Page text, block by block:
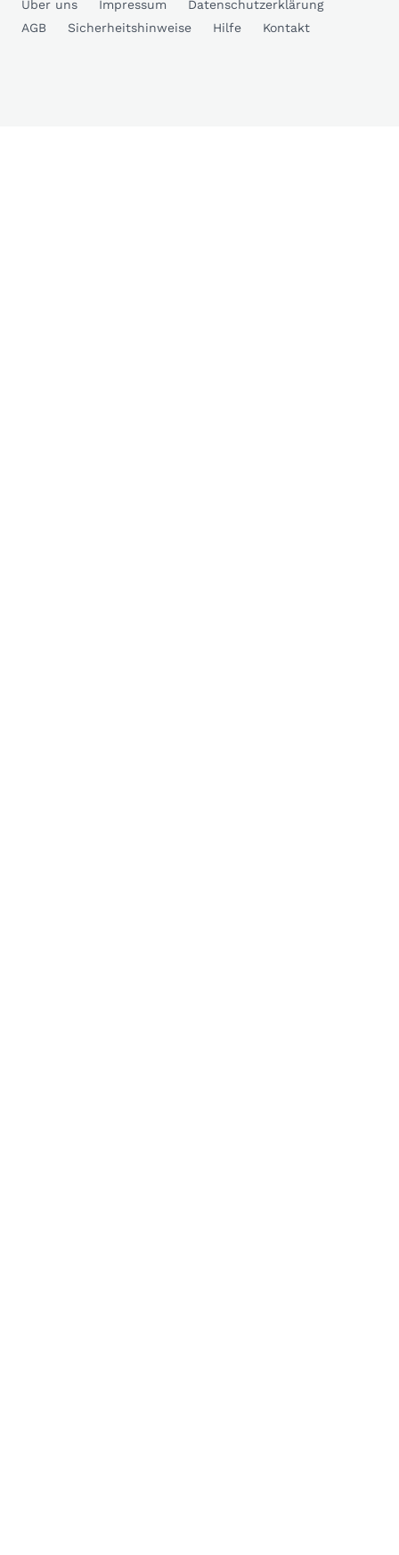
Über uns Impressum
Datenschutzerklärung
AGB
Sicherheitshinweise Hilfe Kontakt